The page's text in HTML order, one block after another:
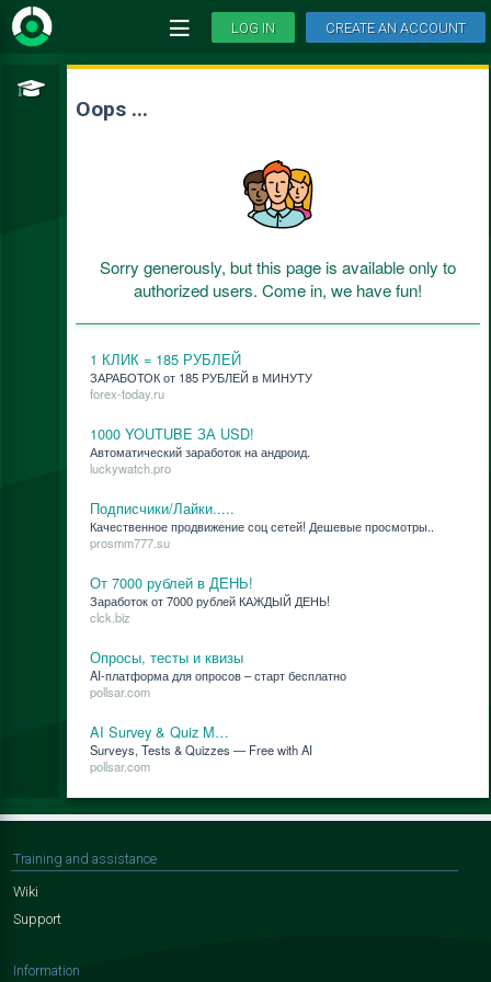
LOG IN CREATE AN ACCOUNT
Oops ...
Sorry generously, but this page is available only to
authorized users. Come in, we have fun!
1 КЛИК = 185 РУБЛЕЙ
ЗАРАБОТОК от 185 РУБЛЕЙ в МИНУТУ
forex-today.ru
1000 YOUTUBE ЗА USD!
Ав­то­ма­ти­че­ский за­ра­бо­ток на ан­дро­ид.
luckywatch.pro
Подписчики/Лайки.....
Ка­че­ствен­ное про­дви­же­ние соц се­тей! Де­ше­вые про­смот­ры..
prosmm777.su
От 7000 рублей в ДЕНЬ!
За­ра­бо­ток от 7000 руб­лей КАЖДЫЙ ДЕНЬ!
clck.biz
Опросы, тесты и квизы
AI-плат­фор­ма для опро­сов – старт бес­плат­но
pollsar.com
AI Survey & Quiz M…
Surveys, Tests & Quizzes — Free with AI
pollsar.com
Training and assistance
Wiki
Support
Information